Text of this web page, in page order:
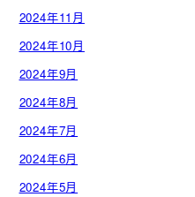
2024年11月
2024年10月
2024年9月
2024年8月
2024年7月
2024年6月
2024年5月